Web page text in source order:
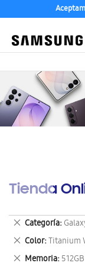
Tienda
Categoría
Eliminar
este
artículo
Color Titanium
Eliminar
este
Memoria 512GB
Eliminar